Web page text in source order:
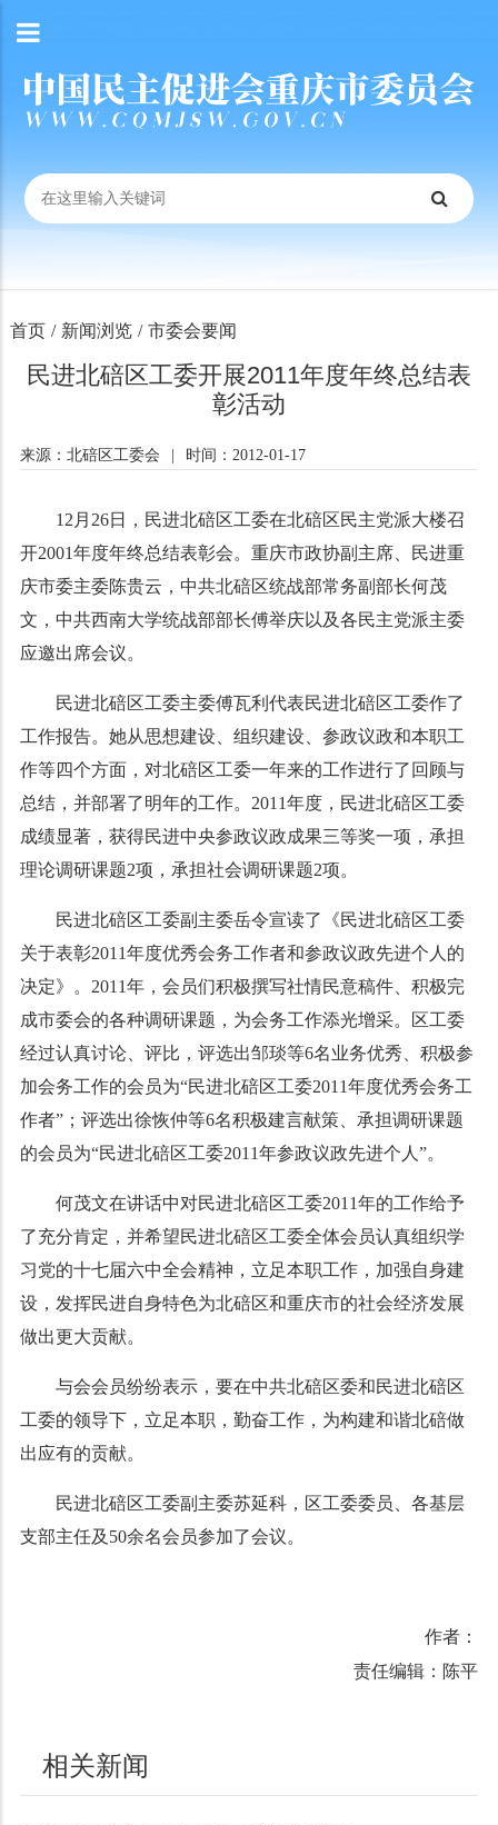
首页 / 新闻浏览 / 市委会要闻
民进北碚区工委开展2011年度年终总结表
彰活动
来源：北碚区工委会 时间：2012-01-17
12 月 26日
，民进北碚区工委在北碚区民主党派大楼召
开2001年度年终总结表彰会。重庆市政协副主席、民进重
庆市委主委陈贵云，中共北碚区统战部常务副部长何茂
文，中共西南大学统战部部长傅举庆以及各民主党派主委
应邀出席会议。
民进北碚区工委主委傅瓦利代表民进北碚区工委作了
工作报告。她从思想建设、组织建设、参政议政和本职工
作等四个方面，对北碚区工委一年来的工作进行了回顾与
总结，并部署了明年的工作。 2011年度，民进北碚区工委
成绩显著，获得民进中央参政议政成果三等奖一项，承担
理论调研课题2项，承担社会调研课题2项。
民进北碚区工委副主委岳令宣读了《民进北碚区工委
关于表彰2011年度优秀会务工作者和参政议政先进个人的
决定》。 2011年，会员们积极撰写社情民意稿件、积极完
成市委会的各种调研课题，为会务工作添光增采。区工委
经过认真讨论、评比，评选出邹琰等6名业务优秀、积极参
加会务工作的会员为“民进北碚区工委2011年度优秀会务工
作者”；评选出徐恢仲等6名积极建言献策、承担调研课题
的会员为“民进北碚区工委2011年参政议政先进个人”。
何茂文在讲话中对民进北碚区工委2011年的工作给予
了充分肯定，并希望民进北碚区工委全体会员认真组织学
习党的十七届六中全会精神，立足本职工作，加强自身建
设，发挥民进自身特色为北碚区和重庆市的社会经济发展
做出更大贡献。
与会会员纷纷表示，要在中共北碚区委和民进北碚区
工委的领导下，立足本职，勤奋工作，为构建和谐北碚做
出应有的贡献。
民进北碚区工委副主委苏延科，区工委委员、各基层
支部主任及 50余名会员参加了会议。
作者：
责任编辑：陈平
相关新闻